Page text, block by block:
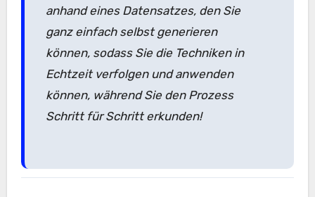
anhand eines Datensatzes, den Sie
ganz einfach selbst generieren
können, sodass Sie die Techniken in
Echtzeit verfolgen und anwenden
können, während Sie den Prozess
Schritt für Schritt erkunden!